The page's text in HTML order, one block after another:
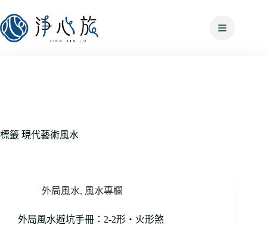
標籤 現代藝術風水
外局風水, 風水專欄
外局風水避坑手冊：2-2形・火形煞